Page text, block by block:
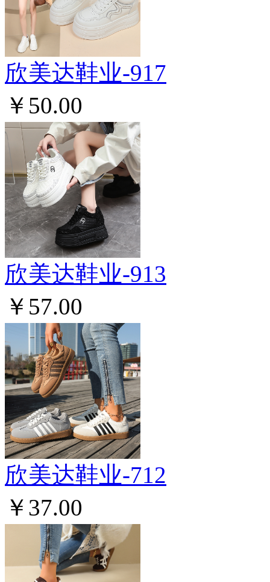
欣美达鞋业-917
￥50.00
欣美达鞋业-913
￥57.00
欣美达鞋业-712
￥37.00